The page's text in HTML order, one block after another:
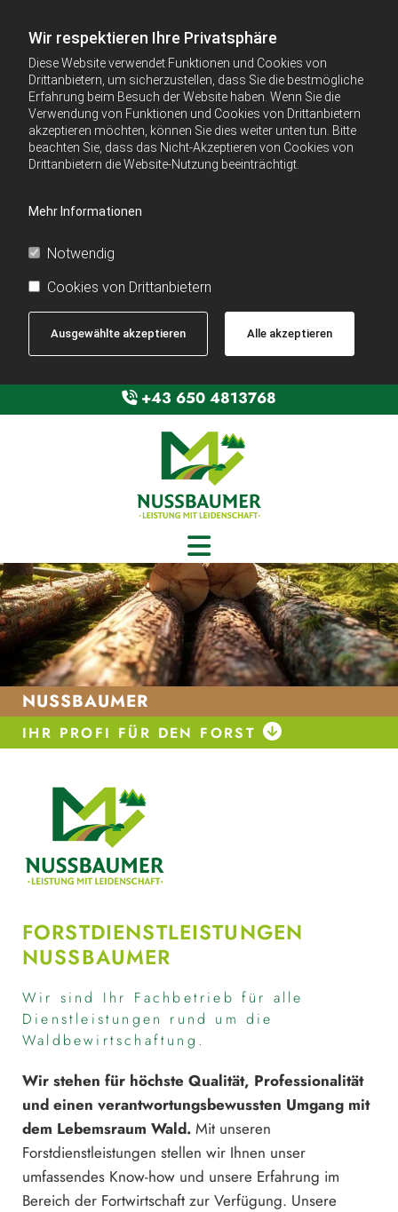
Wir respektieren Ihre Privatsphäre
Diese Website verwendet Funktionen und Cookies von
Drittanbietern, um sicherzustellen, dass Sie die bestmögliche
Erfahrung beim Besuch der Website haben. Wenn Sie die
Verwendung von Funktionen und Cookies von Drittanbietern
akzeptieren möchten, können Sie dies weiter unten tun. Bitte
beachten Sie, dass das Nicht-Akzeptieren von Cookies von
Drittanbietern die Website-Nutzung beeinträchtigt.
Mehr Informationen
Notwendig
Cookies von Drittanbietern
Ausgewählte akzeptieren Alle akzeptieren
 +43 650 4813768
NUSSBAUMER
IHR PROFI FÜR DEN FORST 
FORSTDIENSTLEISTUNGEN
NUSSBAUMER
Wir sind Ihr Fachbetrieb für alle
Dienstleistungen rund um die
Waldbewirtschaftung.
Wir stehen für höchste Qualität, Professionalität
und einen verantwortungsbewussten Umgang mit
dem Lebemsraum Wald. Mit unseren
Forstdienstleistungen stellen wir Ihnen unser
umfassendes Know-how und unsere Erfahrung im
Bereich der Fortwirtschaft zur Verfügung. Unsere